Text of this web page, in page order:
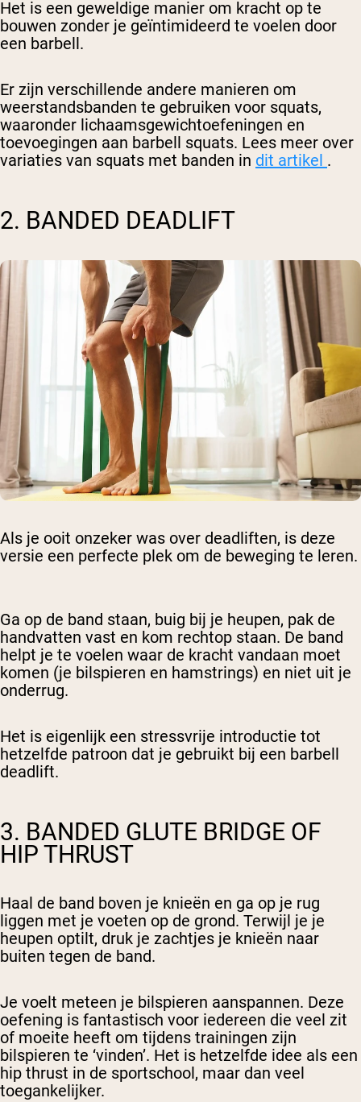
Het is een geweldige manier om kracht op te
bouwen zonder je geïntimideerd te voelen door
een barbell.
Er zijn verschillende andere manieren om
weerstandsbanden te gebruiken voor squats,
waaronder lichaamsgewichtoefeningen en
toevoegingen aan barbell squats. Lees meer over
variaties van squats met banden in dit artikel .
2. BANDED DEADLIFT
Als je ooit onzeker was over deadliften, is deze
versie een perfecte plek om de beweging te leren.
Ga op de band staan, buig bij je heupen, pak de
handvatten vast en kom rechtop staan. De band
helpt je te voelen waar de kracht vandaan moet
komen (je bilspieren en hamstrings) en niet uit je
onderrug.
Het is eigenlijk een stressvrije introductie tot
hetzelfde patroon dat je gebruikt bij een barbell
deadlift.
3. BANDED GLUTE BRIDGE OF
HIP THRUST
Haal de band boven je knieën en ga op je rug
liggen met je voeten op de grond. Terwijl je je
heupen optilt, druk je zachtjes je knieën naar
buiten tegen de band.
Je voelt meteen je bilspieren aanspannen. Deze
oefening is fantastisch voor iedereen die veel zit
of moeite heeft om tijdens trainingen zijn
bilspieren te ‘vinden’. Het is hetzelfde idee als een
hip thrust in de sportschool, maar dan veel
toegankelijker.